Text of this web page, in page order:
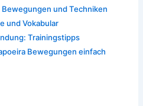
und Techniken
und Vokabular
Trainingstipps
Bewegungen einfach